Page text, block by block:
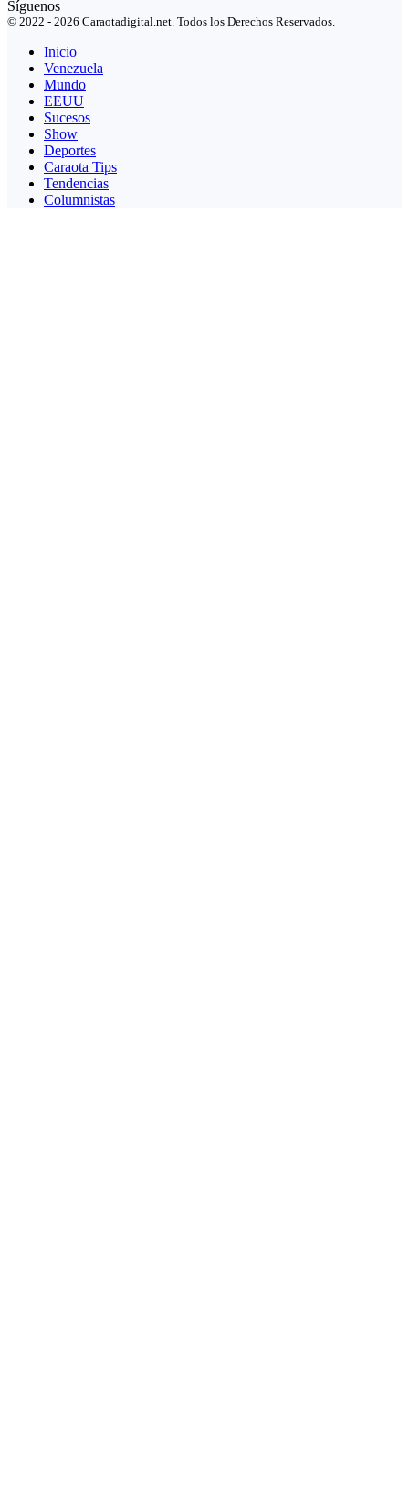
Síguenos
© 2022 - 2026 Caraotadigital.net. Todos los Derechos Reservados.
Inicio
Venezuela
Mundo
EEUU
Sucesos
Show
Deportes
Caraota Tips
Tendencias
Columnistas